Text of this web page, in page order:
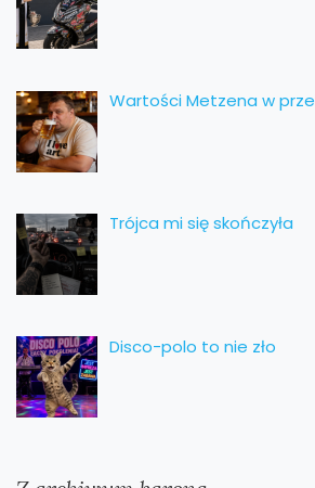
Wartości Metzena w
Trójca mi się skończyła
Disco-polo to nie zło